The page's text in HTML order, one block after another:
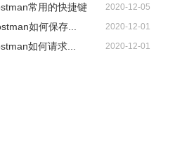
常用的快捷键 2020-12-05
如何保存... 2020-12-01
如何请求... 2020-12-01